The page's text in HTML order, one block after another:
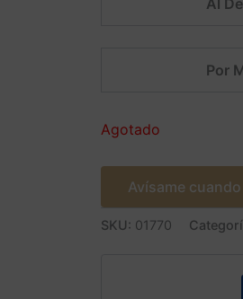
Por
Agotado
Avísame
SKU: 01770